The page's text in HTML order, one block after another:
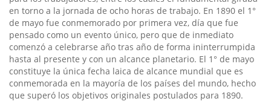
en torno a la jornada de ocho horas de trabajo. En 1890 el 1°
de mayo fue conmemorado por primera vez, día que fue
pensado como un evento único, pero que de inmediato
comenzó a celebrarse año tras año de forma ininterrumpida
hasta al presente y con un alcance planetario. El 1° de mayo
constituye la única fecha laica de alcance mundial que es
conmemorada en la mayoría de los países del mundo, hecho
que superó los objetivos originales postulados para 1890.